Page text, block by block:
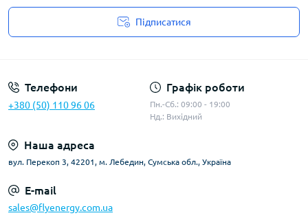
Підписатися
Телефони
+380 (50) 110 96 06
Графік роботи
Пн.-Сб.: 09:00 - 19:00
Нд.: Вихідний
Наша адреса
вул. Перекоп 3, 42201, м. Лебедин, Сумська обл., Україна
E-mail
sales@flyenergy.com.ua